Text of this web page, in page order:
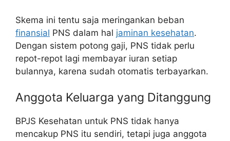
Skema ini tentu saja meringankan beban
finansial PNS dalam hal jaminan kesehatan.
Dengan sistem potong gaji, PNS tidak perlu
repot-repot lagi membayar iuran setiap
bulannya, karena sudah otomatis terbayarkan.
Anggota Keluarga yang Ditanggung
BPJS Kesehatan untuk PNS tidak hanya
mencakup PNS itu sendiri, tetapi juga anggota